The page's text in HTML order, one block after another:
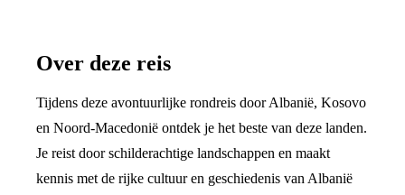
Over deze reis
Tijdens deze avontuurlijke rondreis door Albanië, Kosovo
en Noord-Macedonië ontdek je het beste van deze landen.
Je reist door schilderachtige landschappen en maakt
kennis met de rijke cultuur en geschiedenis van Albanië